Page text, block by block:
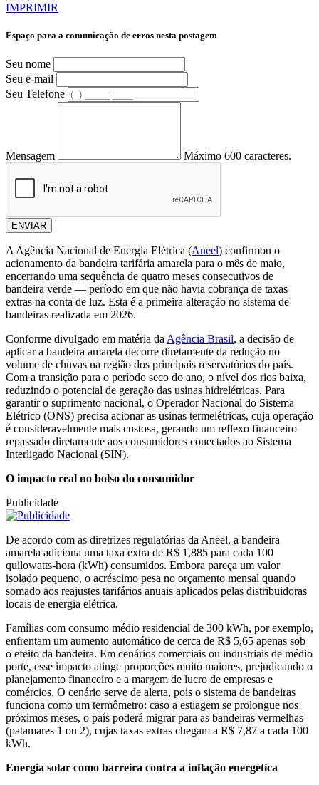
IMPRIMIR
Espaço para a comunicação de erros nesta postagem
Seu nome
Seu e-mail
Seu Telefone
Mensagem Máximo 600 caracteres.
ENVIAR
A Agência Nacional de Energia Elétrica (Aneel) confirmou o
acionamento da bandeira tarifária amarela para o mês de maio,
encerrando uma sequência de quatro meses consecutivos de
bandeira verde — período em que não havia cobrança de taxas
extras na conta de luz. Esta é a primeira alteração no sistema de
bandeiras realizada em 2026.
Conforme divulgado em matéria da Agência Brasil, a decisão de
aplicar a bandeira amarela decorre diretamente da redução no
volume de chuvas na região dos principais reservatórios do país.
Com a transição para o período seco do ano, o nível dos rios baixa,
reduzindo o potencial de geração das usinas hidrelétricas. Para
garantir o suprimento nacional, o Operador Nacional do Sistema
Elétrico (ONS) precisa acionar as usinas termelétricas, cuja operação
é consideravelmente mais custosa, gerando um reflexo financeiro
repassado diretamente aos consumidores conectados ao Sistema
Interligado Nacional (SIN).
O impacto real no bolso do consumidor
Publicidade
De acordo com as diretrizes regulatórias da Aneel, a bandeira
amarela adiciona uma taxa extra de R$ 1,885 para cada 100
quilowatts-hora (kWh) consumidos. Embora pareça um valor
isolado pequeno, o acréscimo pesa no orçamento mensal quando
somado aos reajustes tarifários anuais aplicados pelas distribuidoras
locais de energia elétrica.
Famílias com consumo médio residencial de 300 kWh, por exemplo,
enfrentam um aumento automático de cerca de R$ 5,65 apenas sob
o efeito da bandeira. Em cenários comerciais ou industriais de médio
porte, esse impacto atinge proporções muito maiores, prejudicando o
planejamento financeiro e a margem de lucro de empresas e
comércios. O cenário serve de alerta, pois o sistema de bandeiras
funciona como um termômetro: caso a estiagem se prolongue nos
próximos meses, o país poderá migrar para as bandeiras vermelhas
(patamares 1 ou 2), cujas taxas extras chegam a R$ 7,87 a cada 100
kWh.
Energia solar como barreira contra a inflação energética